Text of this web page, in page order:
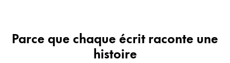
Parce que chaque écrit raconte une
histoire